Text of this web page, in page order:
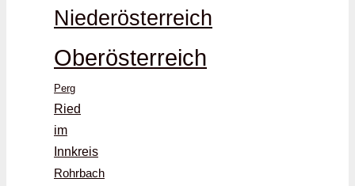
Niederösterreich
Oberösterreich
Perg
Ried
im
Innkreis
Rohrbach